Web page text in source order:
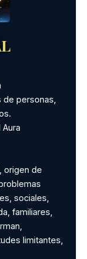
de personas,
origen de
sociales,
familiares,
limitantes,